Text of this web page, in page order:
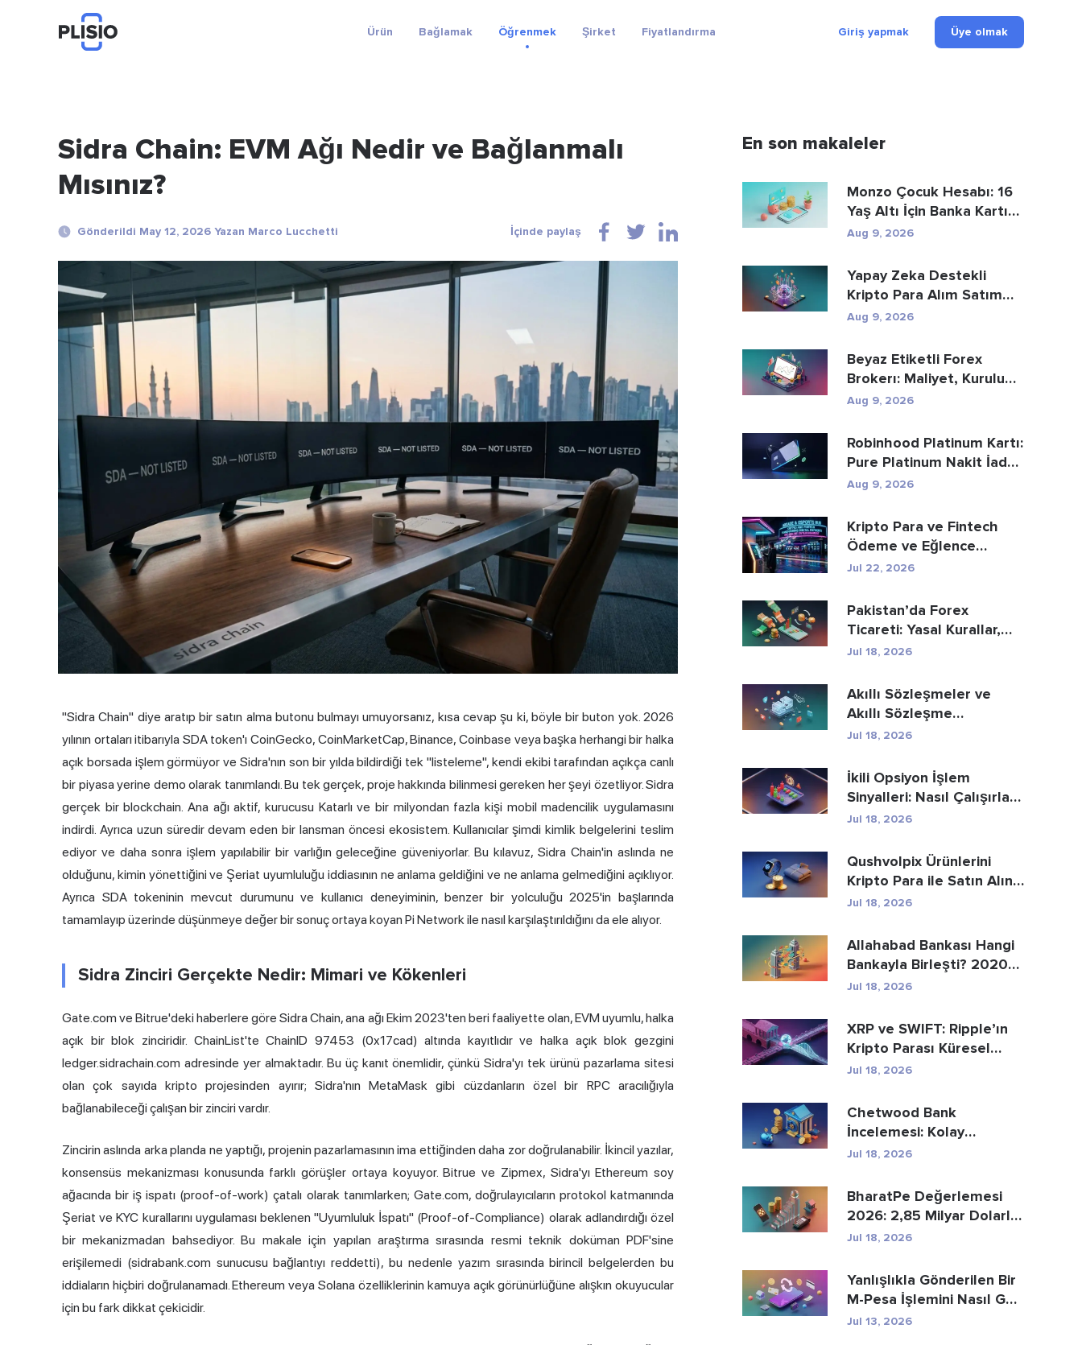
Ürün Bağlamak Öğrenmek Şirket Fiyatlandırma Giriş yapmak Üye olmak
Sidra Chain: EVM Ağı Nedir ve Bağlanmalı
Mısınız?
Gönderildi May 12, 2026 Yazan Marco Lucchetti İçinde paylaş
"Sidra Chain" diye aratıp bir satın alma butonu bulmayı umuyorsanız, kısa cevap şu ki, böyle bir buton yok. 2026
yılının ortaları itibarıyla SDA token'ı CoinGecko, CoinMarketCap, Binance, Coinbase veya başka herhangi bir halka
açık borsada işlem görmüyor ve Sidra'nın son bir yılda bildirdiği tek "listeleme", kendi ekibi tarafından açıkça canlı
bir piyasa yerine demo olarak tanımlandı. Bu tek gerçek, proje hakkında bilinmesi gereken her şeyi özetliyor. Sidra
gerçek bir blockchain. Ana ağı aktif, kurucusu Katarlı ve bir milyondan fazla kişi mobil madencilik uygulamasını
indirdi. Ayrıca uzun süredir devam eden bir lansman öncesi ekosistem. Kullanıcılar şimdi kimlik belgelerini teslim
ediyor ve daha sonra işlem yapılabilir bir varlığın geleceğine güveniyorlar. Bu kılavuz, Sidra Chain'in aslında ne
olduğunu, kimin yönettiğini ve Şeriat uyumluluğu iddiasının ne anlama geldiğini ve ne anlama gelmediğini açıklıyor.
Ayrıca SDA tokeninin mevcut durumunu ve kullanıcı deneyiminin, benzer bir yolculuğu 2025'in başlarında
tamamlayıp üzerinde düşünmeye değer bir sonuç ortaya koyan Pi Network ile nasıl karşılaştırıldığını da ele alıyor.
Sidra Zinciri Gerçekte Nedir: Mimari ve Kökenleri
Gate.com ve Bitrue'deki haberlere göre Sidra Chain, ana ağı Ekim 2023'ten beri faaliyette olan, EVM uyumlu, halka
açık bir blok zinciridir. ChainList'te ChainID 97453 (0x17cad) altında kayıtlıdır ve halka açık blok gezgini
ledger.sidrachain.com adresinde yer almaktadır. Bu üç kanıt önemlidir, çünkü Sidra'yı tek ürünü pazarlama sitesi
olan çok sayıda kripto projesinden ayırır; Sidra'nın MetaMask gibi cüzdanların özel bir RPC aracılığıyla
bağlanabileceği çalışan bir zinciri vardır.
Zincirin aslında arka planda ne yaptığı, projenin pazarlamasının ima ettiğinden daha zor doğrulanabilir. İkincil yazılar,
konsensüs mekanizması konusunda farklı görüşler ortaya koyuyor. Bitrue ve Zipmex, Sidra'yı Ethereum soy
ağacında bir iş ispatı (proof-of-work) çatalı olarak tanımlarken; Gate.com, doğrulayıcıların protokol katmanında
Şeriat ve KYC kurallarını uygulaması beklenen "Uyumluluk İspatı" (Proof-of-Compliance) olarak adlandırdığı özel
bir mekanizmadan bahsediyor. Bu makale için yapılan araştırma sırasında resmi teknik doküman PDF'sine
erişilemedi (sidrabank.com sunucusu bağlantıyı reddetti), bu nedenle yazım sırasında birincil belgelerden bu
iddiaların hiçbiri doğrulanamadı. Ethereum veya Solana özelliklerinin kamuya açık görünürlüğüne alışkın okuyucular
için bu fark dikkat çekicidir.
En son makaleler
Monzo Çocuk Hesabı: 16
Yaş Altı İçin Banka Kartı
ve Tasarru...
Aug 9, 2026
Yapay Zeka Destekli
Kripto Para Alım Satım
Botları: Nasıl Çal...
Aug 9, 2026
Beyaz Etiketli Forex
Brokerı: Maliyet, Kurulum
ve Komisyon Rehberi
Aug 9, 2026
Robinhood Platinum Kartı:
Pure Platinum Nakit İade
Kartı Buna D...
Aug 9, 2026
Kripto Para ve Fintech
Ödeme ve Eğlence
Sektörünü Nasıl Yeni...
Jul 22, 2026
Pakistan’da Forex
Ticareti: Yasal Kurallar,
Aracı Kurumlar, Tic...
Jul 18, 2026
Akıllı Sözleşmeler ve
Akıllı Sözleşme
Geliştirme Hizmetle...
Jul 18, 2026
İkili Opsiyon İşlem
Sinyalleri: Nasıl Çalışırlar
ve Riskle...
Jul 18, 2026
Qushvolpix Ürünlerini
Kripto Para ile Satın Alın:
Bitcoin, Öd...
Jul 18, 2026
Allahabad Bankası Hangi
Bankayla Birleşti? 2020
Yılı Haberinin...
Jul 18, 2026
XRP ve SWIFT: Ripple’ın
Kripto Parası Küresel
Ödemelerin Yer...
Jul 18, 2026
Chetwood Bank
İncelemesi: Kolay
Tasarruf ve Güvenli
Jul 18, 2026
BharatPe Değerlemesi
2026: 2,85 Milyar Dolarlık
Fintech Unicorn ...
Jul 18, 2026
Yanlışlıkla Gönderilen Bir
M-Pesa İşlemini Nasıl Geri
Alabi...
Jul 13, 2026